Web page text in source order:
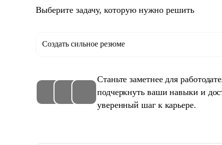
Выберите задачу, которую нужно решить
Создать сильное резюме
Станьте заметнее для
подчеркнуть ваши навыки и
уверенный шаг к карьере.